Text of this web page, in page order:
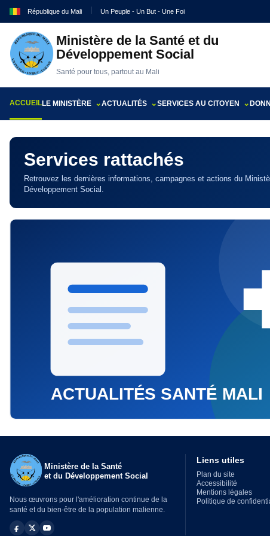
République du Mali Un Peuple - Un But - Une Foi
Ministère de la Santé et du
Développement Social
Santé pour tous, partout au Mali
ACCUEILLE MINISTÈRE ACTUALITÉS SERVICES AU CITOYEN
Services rattachés
Retrouvez les dernières informations, campagnes et actions du
Développement Social.
Ministère de la Santé
et du Développement Social
Nous œuvrons pour l'amélioration continue de la
santé et du bien-être de la population malienne.
Liens utiles
Plan du site
Accessibilité
Mentions légales
Politique de